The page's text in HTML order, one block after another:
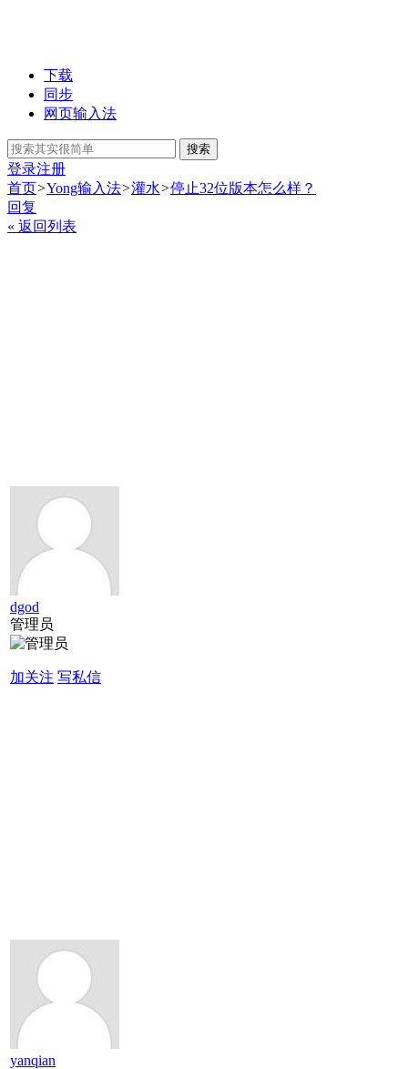
下载
同步
网页输入法
搜索
登录注册
首页>Yong输入法>灌水>停止32位版本怎么样？
回复
« 返回列表
dgod
管理员
加关注 写私信
yanqian